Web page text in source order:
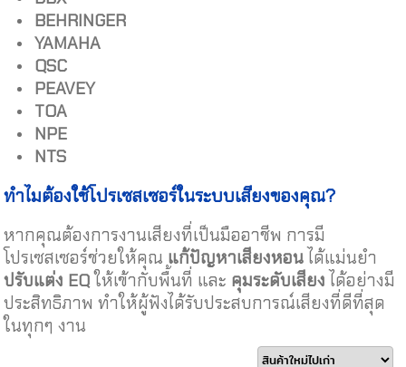
BEHRINGER
YAMAHA
QSC
PEAVEY
TOA
NPE
NTS
ทำไมต้องใช้โปรเซสเซอร์ในระบบเสียงของคุณ?
หากคุณต้องการงานเสียงที่เป็นมืออาชีพ การมี
โปรเซสเซอร์ช่วยให้คุณ แก้ปัญหาเสียงหอน ได้แม่นยำ
ปรับแต่ง EQให้เข้ากับพื้นที่ และ คุมระดับเสียง ได้อย่างมี
ประสิทธิภาพ ทำให้ผู้ฟังได้รับประสบการณ์เสียงที่ดีที่สุด
ในทุกๆ งาน